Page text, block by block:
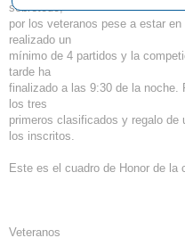
sobretodo,
por los veteranos pese a estar
realizado un
mínimo de 4 partidos y la
tarde ha
finalizado a las 9:30 de la
los tres
primeros clasificados y regalo
los inscritos.
Este es el cuadro de Honor de la
Veteranos